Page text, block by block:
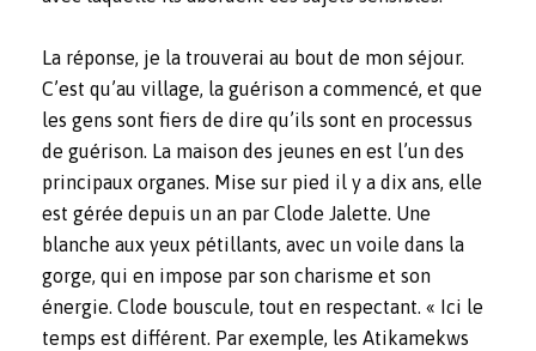
La réponse, je la trouverai au bout de mon séjour.
C’est qu’au village, la guérison a commencé, et que
les gens sont fiers de dire qu’ils sont en processus
de guérison. La maison des jeunes en est l’un des
principaux organes. Mise sur pied il y a dix ans, elle
est gérée depuis un an par Clode Jalette. Une
blanche aux yeux pétillants, avec un voile dans la
gorge, qui en impose par son charisme et son
énergie. Clode bouscule, tout en respectant. « Ici le
temps est différent. Par exemple, les Atikamekws